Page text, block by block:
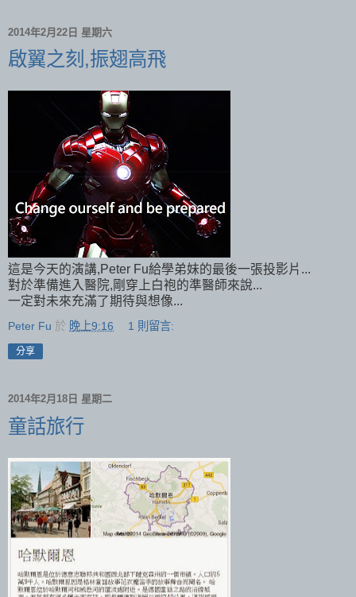
2014年2月22日 星期六
啟翼之刻,振翅高飛
這是今天的演講,Peter Fu給學弟妹的最後一張投影片...
對於準備進入醫院,剛穿上白袍的準醫師來說...
一定對未來充滿了期待與想像...
Peter Fu 於 晚上9:16 1 則留言:
分享
2014年2月18日 星期二
童話旅行